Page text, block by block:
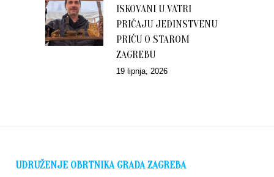
ISKOVANI U VATRI
PRIČAJU JEDINSTVENU
PRIČU O STAROM
ZAGREBU
19 lipnja, 2026
UDRUŽENJE OBRTNIKA GRADA ZAGREBA